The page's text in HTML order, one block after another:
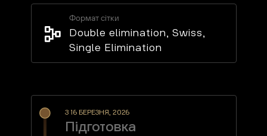
Формат сітки
Double elimination, Swiss,
Single Elimination
З 16 БЕРЕЗНЯ, 2026
Підготовка